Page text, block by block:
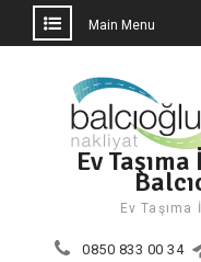
Main Menu
Ev
Ev Taşıma
0850 833 00 34